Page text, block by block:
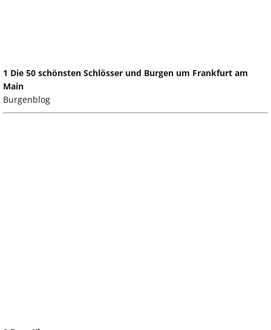
1 Die 50 schönsten Schlösser und Burgen um Frankfurt am
Main
Burgenblog